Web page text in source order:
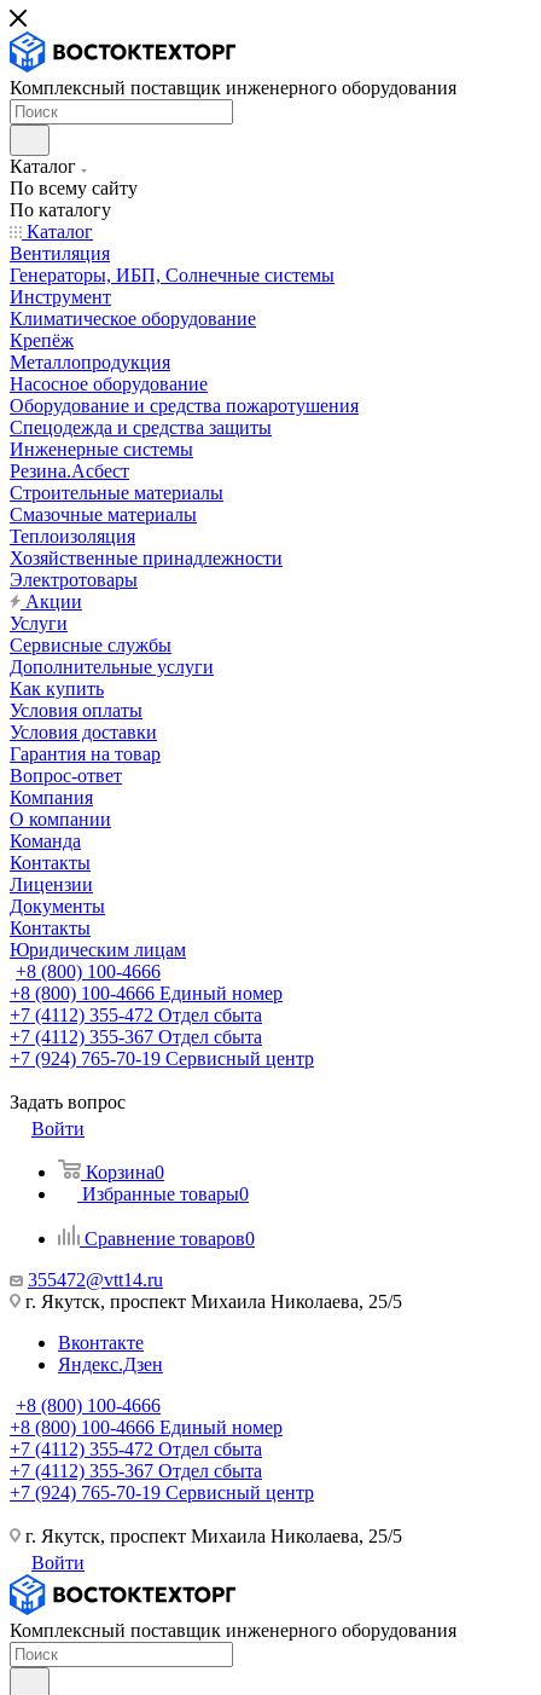
Комплексный поставщик инженерного оборудования
Каталог
По всему сайту
По каталогу
Каталог
Вентиляция
Генераторы, ИБП, Солнечные системы
Инструмент
Климатическое оборудование
Крепёж
Металлопродукция
Насосное оборудование
Оборудование и средства пожаротушения
Спецодежда и средства защиты
Инженерные системы
Резина.Асбест
Строительные материалы
Смазочные материалы
Теплоизоляция
Хозяйственные принадлежности
Электротовары
Акции
Услуги
Сервисные службы
Дополнительные услуги
Как купить
Условия оплаты
Условия доставки
Гарантия на товар
Вопрос-ответ
Компания
О компании
Команда
Контакты
Лицензии
Документы
Контакты
Юридическим лицам
+8 (800) 100-4666
+8 (800) 100-4666 Единый номер
+7 (4112) 355-472 Отдел сбыта
+7 (4112) 355-367 Отдел сбыта
+7 (924) 765-70-19 Сервисный центр
Задать вопрос
Войти
Корзина0
Избранные товары0
Сравнение товаров0
355472@vtt14.ru
г. Якутск, проспект Михаила Николаева, 25/5
Вконтакте
Яндекс.Дзен
+8 (800) 100-4666
+8 (800) 100-4666 Единый номер
+7 (4112) 355-472 Отдел сбыта
+7 (4112) 355-367 Отдел сбыта
+7 (924) 765-70-19 Сервисный центр
г. Якутск, проспект Михаила Николаева, 25/5
Войти
Комплексный поставщик инженерного оборудования